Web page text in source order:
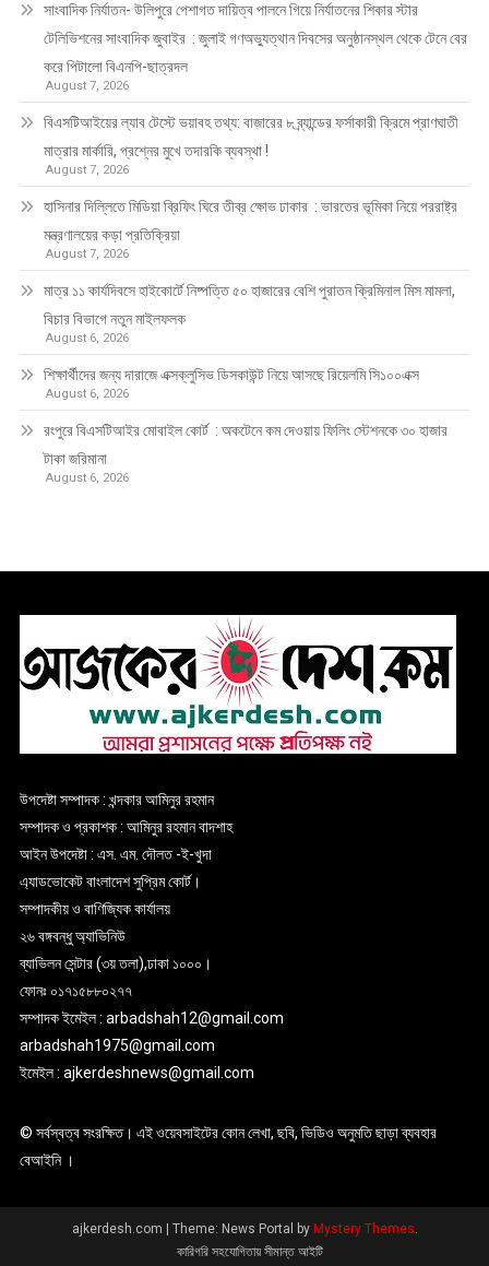
সাংবাদিক নির্যাতন- উলিপুরে পেশাগত দায়িত্ব পালনে গিয়ে নির্যাতনের শিকার স্টার
টেলিভিশনের সাংবাদিক জুবাইর : জুলাই গণঅভ্যুত্থান দিবসের অনুষ্ঠানস্থল থেকে টেনে বের
করে পিটালো বিএনপি-ছাত্রদল
August 7, 2026
বিএসটিআইয়ের ল্যাব টেস্টে ভয়াবহ তথ্য: বাজারের ৮ ব্র্যান্ডের ফর্সাকারী ক্রিমে প্রাণঘাতী
মাত্রার মার্কারি, প্রশ্নের মুখে তদারকি ব্যবস্থা !
August 7, 2026
হাসিনার দিল্লিতে মিডিয়া ব্রিফিং ঘিরে তীব্র ক্ষোভ ঢাকার : ভারতের ভূমিকা নিয়ে পররাষ্ট্র
মন্ত্রণালয়ের কড়া প্রতিক্রিয়া
August 7, 2026
মাত্র ১১ কার্যদিবসে হাইকোর্টে নিষ্পত্তি ৫০ হাজারের বেশি পুরাতন ক্রিমিনাল মিস মামলা,
বিচার বিভাগে নতুন মাইলফলক
August 6, 2026
শিক্ষার্থীদের জন্য দারাজে এক্সক্লুসিভ ডিসকাউন্ট নিয়ে আসছে রিয়েলমি সি১০০এক্স
August 6, 2026
রংপুরে বিএসটিআইর মোবাইল কোর্ট : অকটেনে কম দেওয়ায় ফিলিং স্টেশনকে ৩০ হাজার
টাকা জরিমানা
August 6, 2026
উপদেষ্টা সম্পাদক : খন্দকার আমিনুর রহমান
সম্পাদক ও প্রকাশক : আমিনুর রহমান বাদশাহ
আইন উপদেষ্টা : এস. এম. দৌলত -ই-খুদা
এ্যাডভোকেট বাংলাদেশ সুপ্রিম কোর্ট।
সম্পাদকীয় ও বাণিজ্যিক কার্যালয়
২৬ বঙ্গবন্ধু অ্যাভিনিউ
ব্যাভিলন সেন্টার (৩য় তলা),ঢাকা ১০০০।
ফোনঃ ০১৭১৫৮৮০২৭৭
সম্পাদক ইমেইল : arbadshah12@gmail.com
arbadshah1975@gmail.com
ইমেইল : ajkerdeshnews@gmail.com
© সর্বস্বত্ব সংরক্ষিত। এই ওয়েবসাইটের কোন লেখা, ছবি, ভিডিও অনুমতি ছাড়া ব্যবহার
বেআইনি ।
ajkerdesh.com Theme: News Portal by Mystery Themes.
কারিগরি সহযোগিতায় সীমান্ত আইটি